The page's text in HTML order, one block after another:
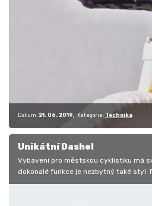
Datum: 21. 06. 2019 Kategorie: Technika
Unikátní Dashel
Vybavení pro městskou cyklistiku má
dokonalé funkce je nezbytný také styl.
anglická značka…